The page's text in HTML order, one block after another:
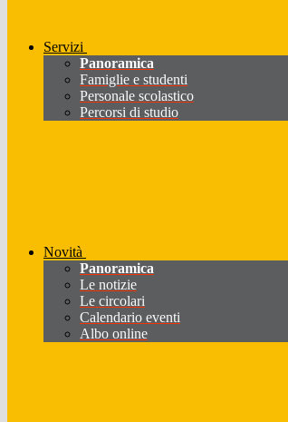
Servizi
Panoramica
Famiglie e studenti
Personale scolastico
Percorsi di studio
Novità
Panoramica
Le notizie
Le circolari
Calendario eventi
Albo online